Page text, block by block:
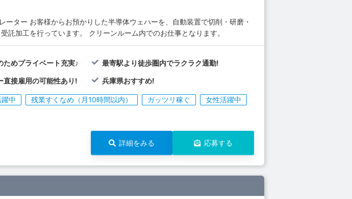
ーター お客様からお預かりした半導体ウェハーを、自動装置で切削・研磨・
託加工を行っています。 クリーンルーム内でのお仕事となります。
ためプライベート充実♪ 最寄駅より徒歩圏内でラクラク通勤!
直接雇用の可能性あり! 兵庫県おすすめ!
中 残業すくなめ（月10時間以内） ガッツリ稼ぐ
女性活躍中
詳細をみる 応募する